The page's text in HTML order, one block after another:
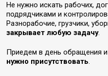
Не нужно искать рабочих,
подрядчиками и
Разнорабочие, грузчики,
закрывает любую задачу.
Приедем в день обращения
нужно присутствовать.